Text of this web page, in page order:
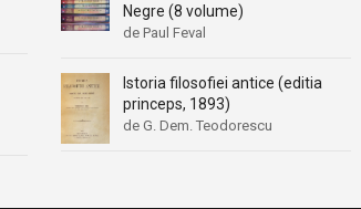
Negre (8 volume)
de Paul Feval
Istoria filosofiei antice (editia
princeps, 1893)
de G. Dem. Teodorescu